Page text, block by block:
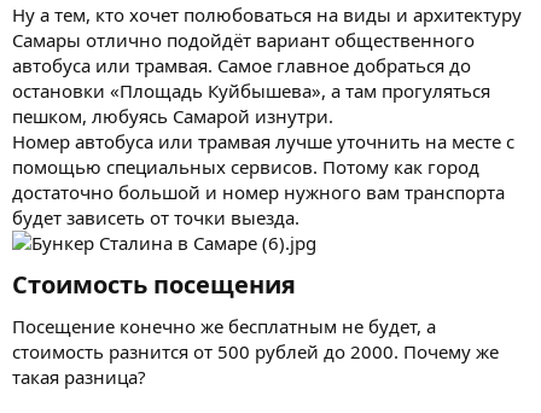
Ну а тем, кто хочет полюбоваться на виды и архитектуру
Самары отлично подойдёт вариант общественного
автобуса или трамвая. Самое главное добраться до
остановки «Площадь Куйбышева», а там прогуляться
пешком, любуясь Самарой изнутри.
Номер автобуса или трамвая лучше уточнить на месте с
помощью специальных сервисов. Потому как город
достаточно большой и номер нужного вам транспорта
будет зависеть от точки выезда.
Стоимость посещения​
Посещение конечно же бесплатным не будет, а
стоимость разнится от 500 рублей до 2000. Почему же
такая разница?